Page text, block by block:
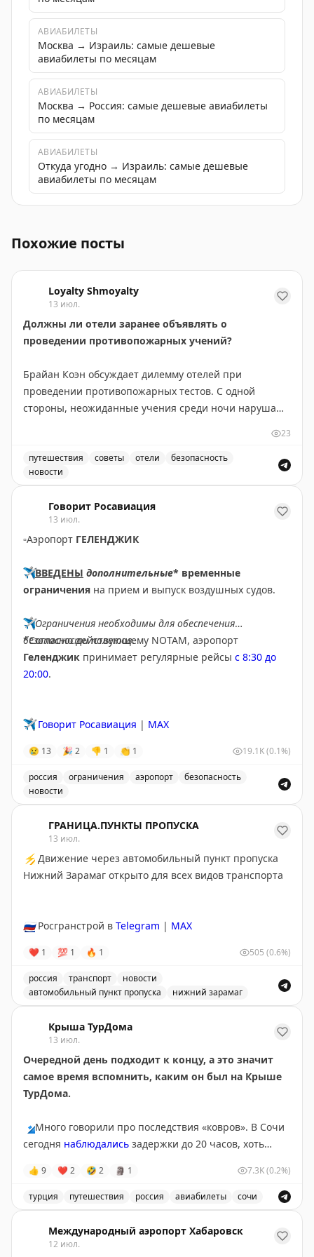
АВИАБИЛЕТЫ
Москва → Израиль: самые дешевые
авиабилеты по месяцам
АВИАБИЛЕТЫ
Москва → Россия: самые дешевые авиабилеты
по месяцам
АВИАБИЛЕТЫ
Откуда угодно → Израиль: самые дешевые
авиабилеты по месяцам
Похожие посты
Loyalty Shmoyalty
13 июл.
Должны ли отели заранее объявлять о
проведении противопожарных учений?
Брайан Коэн обсуждает дилемму отелей при
проведении противопожарных тестов. С одной
стороны, неожиданные учения среди ночи нарушают
неожиданности, что может снизить эффективность
подготовки к реальной чрезвычайной ситуации.
учения на 11 июля 2022 года с 11:00 до 15:00 —
удачный выбор времени, когда большинство гостей
не спят. Брайан делится личным опытом частых
отмечает, что они помогли ему быстро научиться
правильно действовать в чрезвычайной ситуации.
комфортом гостей и эффективностью подготовки к
реальной опасности?
The Gate with Brian Cohen
23
путешествия советы отели
безопасность
новости
Говорит Росавиация
13 июл.
▫️Аэропорт ГЕЛЕНДЖИК
✈️ВВЕДЕНЫ дополнительные* временные
ограничения на прием и выпуск воздушных судов.
✈️Ограничения необходимы для обеспечения
безопасности полетов.
*Согласно действующему NOTAM, аэропорт
Геленджик принимает регулярные рейсы с 8:30 до
20:00.
✈️ Говорит Росавиация | MAX
😢 13 🎉 2 👎 1 👏 1 19.1K(0.1%)
россия ограничения аэропорт
безопасность
новости
ГРАНИЦА.ПУНКТЫ ПРОПУСКА
13 июл.
⚡ Движение через автомобильный пункт пропуска
Нижний Зарамаг открыто для всех видов транспорта
🇷🇺Росгранстрой в Telegram | MAX
❤ 1 💯 1 🔥 1 505 (0.6%)
россия транспорт
новости
автомобильный пункт пропуска
нижний зарамаг
Крыша ТурДома
13 июл.
Очередной день подходит к концу, а это значит
самое время вспомнить, каким он был на Крыше
ТурДома.
🔹Много говорили про последствия «ковров». В Сочи
сегодня наблюдались задержки до 20 часов, хоть
Серьезные корректировки в графиках приводят к
тому, что пассажиры чащеоформляют страховки
на
этот случай. Проверили, не врут ли цифры в
федеральных СМИ,опросомна Крыше ТурДома. Рост
подтверждают
👍 9 ❤ 2 🤣 2 🗿 1 7.3K(0.2%)
турция путешествия россия авиабилеты сочи
Международный аэропорт Хабаровск
12 июл.